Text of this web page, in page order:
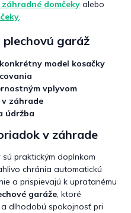
domčeky alebo
.
garáž
model kosačky
vplyvom
záhrade
údržba
v záhrade
sú praktickým doplnkom
chránia automatickú
a prispievajú k upratanému
garáže, ktoré
dlhodobú spokojnosť pri